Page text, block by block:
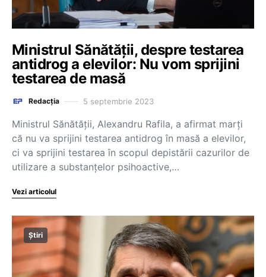
Ministrul Sănătății, despre testarea
antidrog a elevilor: Nu vom sprijini
testarea de masă
Redacția 5 septembrie 2023
Ministrul Sănătăţii, Alexandru Rafila, a afirmat marţi
că nu va sprijini testarea antidrog în masă a elevilor,
ci va sprijini testarea în scopul depistării cazurilor de
utilizare a substanţelor psihoactive,…
Vezi articolul
Știri